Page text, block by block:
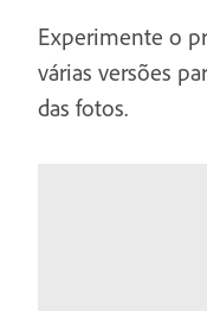
Experimente o
várias versões
das fotos.